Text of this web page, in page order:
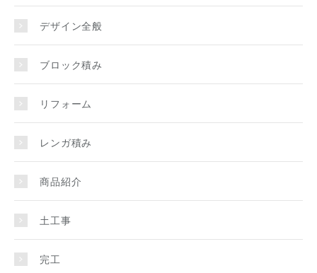
デザイン全般
ブロック積み
リフォーム
レンガ積み
商品紹介
土工事
完工